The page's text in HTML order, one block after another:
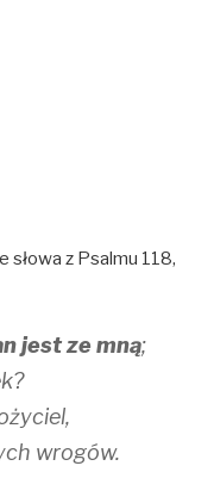
słowa z Psalmu 118,
jest ze mną;
wrogów.